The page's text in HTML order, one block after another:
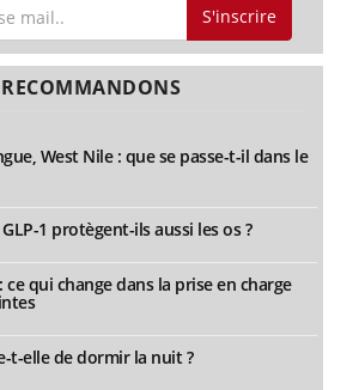
S'inscrire
West Nile : que se passe-t-il dans le
1 protègent-ils aussi les os ?
qui change dans la prise en charge
t-elle de dormir la nuit ?